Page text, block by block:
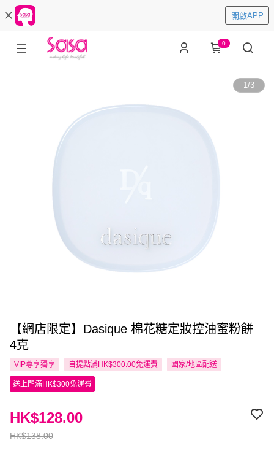
開啟APP
0
1/3
【網店限定】Dasique 棉花糖定妝控油蜜粉餅
4克
VIP尊享獨享 自提點滿HK$300.00免運費 國家/地區配送
送上門滿HK$300免運費
HK$138.00
HK$128.00